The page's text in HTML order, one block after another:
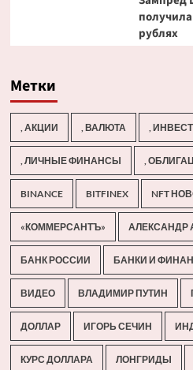
рублях
Метки
, АКЦИИ , ВАЛЮТА ,
, ЛИЧНЫЕ ФИНАНСЫ ,
BINANCE BITFINEX NFT
«КОММЕРСАНТЪ» АЛЕКСАНДР
БАНК РОССИИ БАНКИ И
ВИДЕО ВЛАДИМИР ПУТИН
ДОЛЛАР ИГОРЬ СЕЧИН
КУРС ДОЛЛАРА ЛОНГРИДЫ